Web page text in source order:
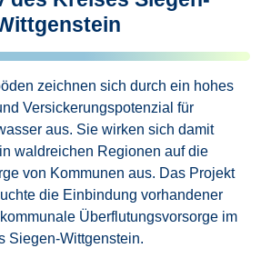
zeichnen sich durch ein hohes
Versickerungspotenzial für
aus. Sie wirken sich damit
waldreichen Regionen auf die
von Kommunen aus. Das Projekt
die Einbindung vorhandener
Überflutungsvorsorge im
Siegen-Wittgenstein.